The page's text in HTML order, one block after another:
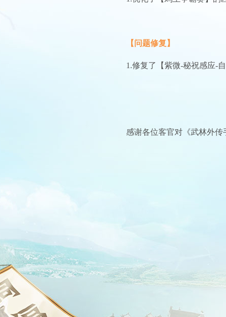
【问题修复】
1.修复了【紫微-秘祝感应-
感谢各位客官对《武林外